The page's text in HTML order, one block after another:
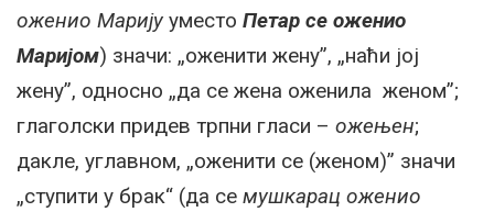
оженио Марију уместо Петар се оженио
Маријом) значи: „оженити жену”, „наћи јој
жену”, односно „да се жена оженила женом”;
глаголски придев трпни гласи – ожењен;
дакле, углавном, „оженити се (женом)” значи
„ступити у брак“ (да се мушкарац оженио